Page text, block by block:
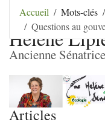
Aller au contenu | Aller
secondaire
|
Hélène
Ancienne
Accueil Mots-clés
Questions au
Articles